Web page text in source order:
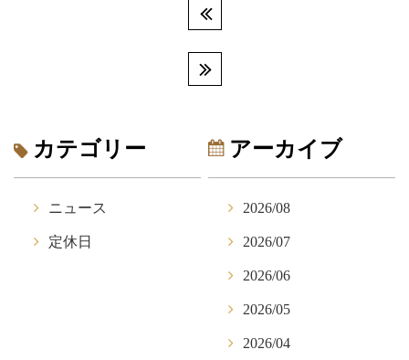
カテゴリー
ニュース
定休日
アーカイブ
2026/08
2026/07
2026/06
2026/05
2026/04